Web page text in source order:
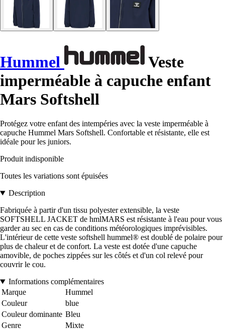
Hummel
Veste
imperméable à capuche enfant
Mars Softshell
Protégez votre enfant des intempéries avec la veste imperméable à
capuche Hummel Mars Softshell. Confortable et résistante, elle est
idéale pour les juniors.
Produit indisponible
Toutes les variations sont épuisées
Description
Fabriquée à partir d'un tissu polyester extensible, la veste
SOFTSHELL JACKET de hmlMARS est résistante à l'eau pour vous
garder au sec en cas de conditions météorologiques imprévisibles.
L'intérieur de cette veste softshell hummel® est doublé de polaire pour
plus de chaleur et de confort. La veste est dotée d'une capuche
amovible, de poches zippées sur les côtés et d'un col relevé pour
couvrir le cou.
Informations complémentaires
Marque
Hummel
Couleur
blue
Couleur dominante Bleu
Genre
Mixte